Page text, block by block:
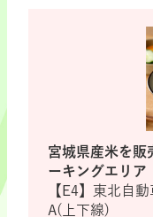
宮城県産米を販
ーキングエリア
【E4】東北自
A(上下線)